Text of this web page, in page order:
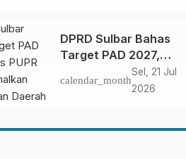
DPRD Sulbar Bahas
Target PAD 2027,
Dinas PUPR Siap
Optimalkan
calendar_month
Sel, 21 Jul
2026